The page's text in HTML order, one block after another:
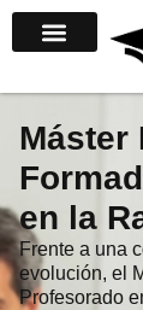
al
Máster
en la
Frente a una
evolución, el
Profesorado